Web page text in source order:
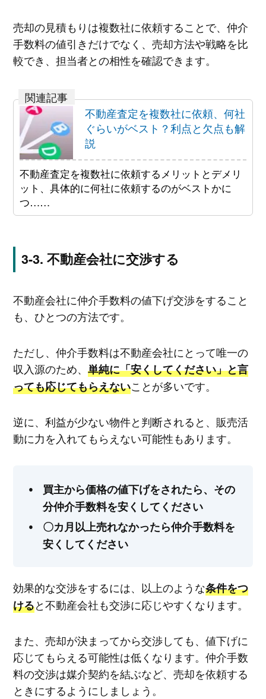
売却の見積もりは複数社に依頼することで、仲介
手数料の値引きだけでなく、売却方法や戦略を比
較でき、担当者との相性を確認できます。
不動産査定を複数社に依頼、何社
ぐらいがベスト？利点と欠点も解
説
不動産査定を複数社に依頼するメリットとデメリ
ット、具体的に何社に依頼するのがベストかに
つ……
不動産会社に交渉する
不動産会社に仲介手数料の値下げ交渉をすること
も、ひとつの方法です。
ただし、仲介手数料は不動産会社にとって唯一の
収入源のため、 単純に「安くしてください」と言
っても応じてもらえないことが多いです。
逆に、利益が少ない物件と判断されると、販売活
動に力を入れてもらえない可能性もあります。
買主から価格の値下げをされたら、その
分仲介手数料を安くしてください
〇カ月以上売れなかったら仲介手数料を
安くしてください
効果的な交渉をするには、以上のような条件をつ
けると不動産会社も交渉に応じやすくなります。
また、売却が決まってから交渉しても、値下げに
応じてもらえる可能性は低くなります。仲介手数
料の交渉は媒介契約を結ぶなど、売却を依頼する
ときにするようにしましょう。